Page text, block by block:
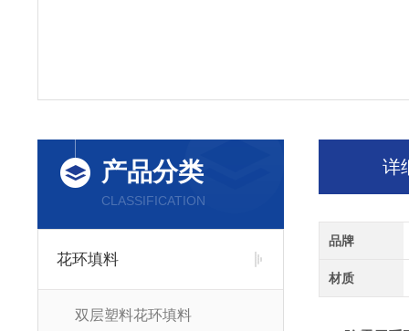
产品分类
CLASSIFICATION
花环填料
双层塑料花环填料
详
品牌
材质